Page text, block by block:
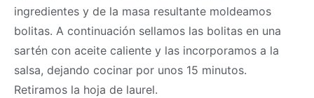
ingredientes y de la masa resultante moldeamos
bolitas. A continuación sellamos las bolitas en una
sartén con aceite caliente y las incorporamos a la
salsa, dejando cocinar por unos 15 minutos.
Retiramos la hoja de laurel.